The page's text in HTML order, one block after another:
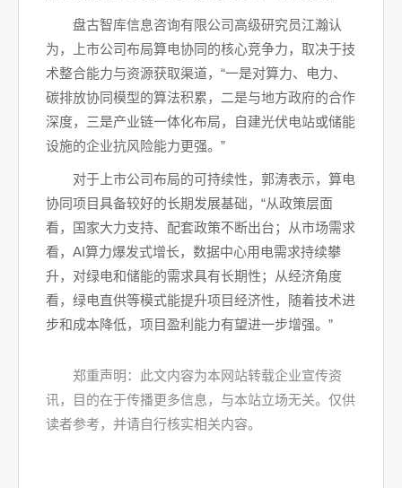
盘古智库信息咨询有限公司高级研究员江瀚认
为，上市公司布局算电协同的核心竞争力，取决于技
术整合能力与资源获取渠道，“一是对算力、电力、
碳排放协同模型的算法积累，二是与地方政府的合作
深度，三是产业链一体化布局，自建光伏电站或储能
设施的企业抗风险能力更强。”
对于上市公司布局的可持续性，郭涛表示，算电
协同项目具备较好的长期发展基础，“从政策层面
看，国家大力支持、配套政策不断出台；从市场需求
看，AI算力爆发式增长，数据中心用电需求持续攀
升，对绿电和储能的需求具有长期性；从经济角度
看，绿电直供等模式能提升项目经济性，随着技术进
步和成本降低，项目盈利能力有望进一步增强。”
郑重声明：此文内容为本网站转载企业宣传资
讯，目的在于传播更多信息，与本站立场无关。仅供
读者参考，并请自行核实相关内容。